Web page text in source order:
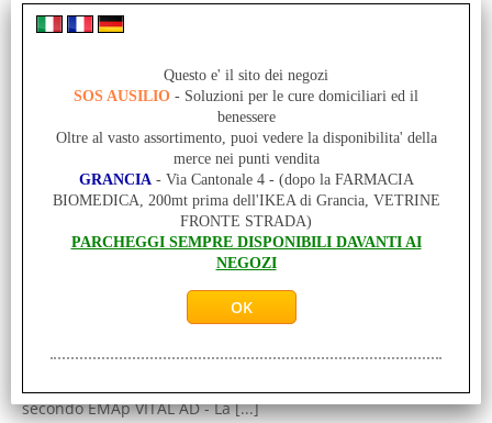
AktiVen® VITAL AD CCL2 - punta aperta - NERA - GR.
IV - calza compressiva confortevole e versatile
Cod. art.:
AktiVen® VITAL AD CCL2 punta aperta - CALZA COMPRESSIVA
Descrizione del prodotto Pos. No. 17.02.01.01.1 conforme
secondo EMAp VITAL AD - La [...]
Questo e' il sito dei negozi
SOS AUSILIO - Soluzioni per le cure domiciliari ed il
benessere
Oltre al vasto assortimento, puoi vedere la disponibilita' della
merce nei punti vendita
GRANCIA- Via Cantonale 4 - (dopo la FARMACIA
BIOMEDICA, 200mt prima dell'IKEA di Grancia, VETRINE
FRONTE STRADA)
PARCHEGGI SEMPRE DISPONIBILI DAVANTI AI
NEGOZI